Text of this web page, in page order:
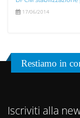
17/06/2014
Restiamo in
Iscriviti alla